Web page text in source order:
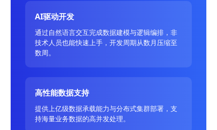
AI驱动开发
通过自然语言交互完成数据建模与逻辑编排，非
技术人员也能快速上手，开发周期从数月压缩至
数周。
高性能数据支持
提供上亿级数据承载能力与分布式集群部署，支
持海量业务数据的高并发处理。